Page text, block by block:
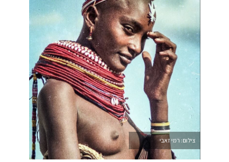
צילום: רמי זאבי